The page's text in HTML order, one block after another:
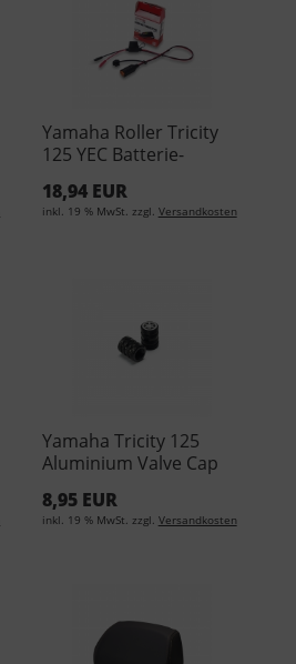
Yamaha Roller Tricity
125 YEC Batterie-
YECPL-05-00
18,94 EUR
inkl. 19 % MwSt. zzgl. Versandkosten
Yamaha Tricity 125
Aluminium Valve Cap
8,95 EUR
inkl. 19 % MwSt. zzgl. Versandkosten